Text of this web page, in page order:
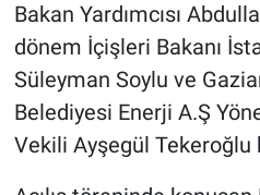
Bakan Yardımcısı
dönem İçişleri Bakanı
Süleyman Soylu ve
Belediyesi Enerji A.Ş
Vekili Ayşegül Tekeroğlu